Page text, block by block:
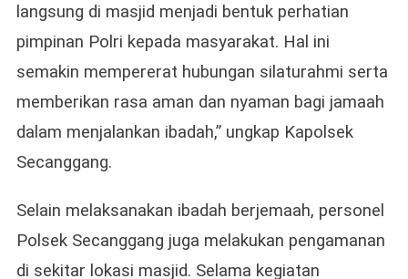
langsung di masjid menjadi bentuk perhatian
pimpinan Polri kepada masyarakat. Hal ini
semakin mempererat hubungan silaturahmi serta
memberikan rasa aman dan nyaman bagi jamaah
dalam menjalankan ibadah,” ungkap Kapolsek
Secanggang.
Selain melaksanakan ibadah berjemaah, personel
Polsek Secanggang juga melakukan pengamanan
di sekitar lokasi masjid. Selama kegiatan